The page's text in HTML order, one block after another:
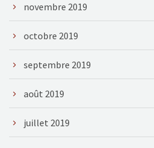
novembre 2019
octobre 2019
septembre 2019
août 2019
juillet 2019